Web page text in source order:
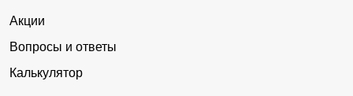
Акции
Вопросы и ответы
Калькулятор